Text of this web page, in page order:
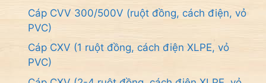
Cáp CVV 300/500V (ruột đồng, cách điện, vỏ
PVC)
Cáp CXV (1 ruột đồng, cách điện XLPE, vỏ
PVC)